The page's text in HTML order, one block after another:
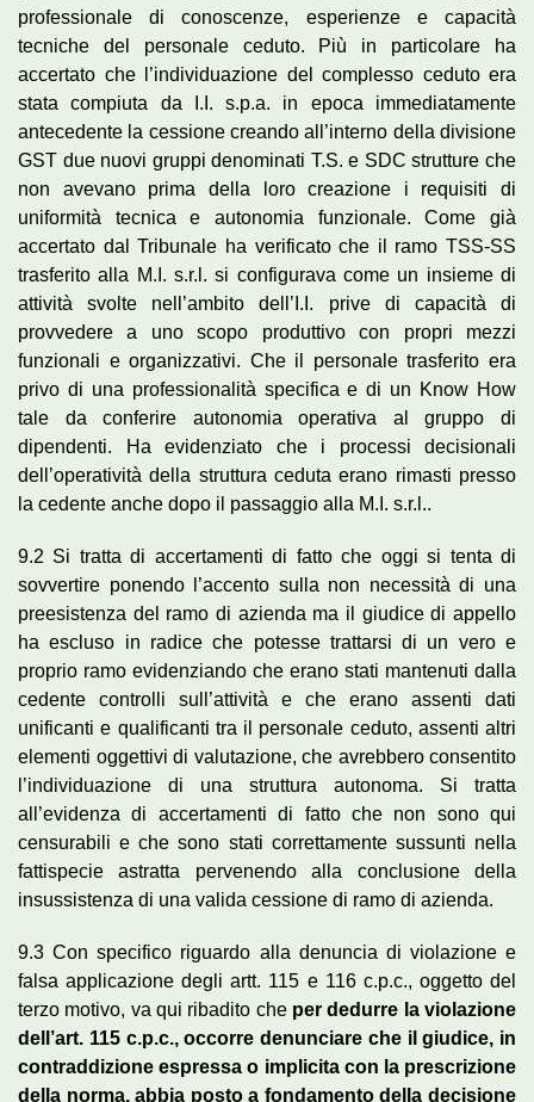
professionale di conoscenze, esperienze e capacità
tecniche del personale ceduto. Più in particolare ha
accertato che l’individuazione del complesso ceduto era
stata compiuta da I.I. s.p.a. in epoca immediatamente
antecedente la cessione creando all’interno della divisione
GST due nuovi gruppi denominati T.S. e SDC strutture che
non avevano prima della loro creazione i requisiti di
uniformità tecnica e autonomia funzionale. Come già
accertato dal Tribunale ha verificato che il ramo TSS-SS
trasferito alla M.I. s.r.l. si configurava come un insieme di
attività svolte nell’ambito dell’I.I. prive di capacità di
provvedere a uno scopo produttivo con propri mezzi
funzionali e organizzativi. Che il personale trasferito era
privo di una professionalità specifica e di un Know How
tale da conferire autonomia operativa al gruppo di
dipendenti. Ha evidenziato che i processi decisionali
dell’operatività della struttura ceduta erano rimasti presso
la cedente anche dopo il passaggio alla M.I. s.r.l..
9.2 Si tratta di accertamenti di fatto che oggi si tenta di
sovvertire ponendo l’accento sulla non necessità di una
preesistenza del ramo di azienda ma il giudice di appello
ha escluso in radice che potesse trattarsi di un vero e
proprio ramo evidenziando che erano stati mantenuti dalla
cedente controlli sull’attività e che erano assenti dati
unificanti e qualificanti tra il personale ceduto, assenti altri
elementi oggettivi di valutazione, che avrebbero consentito
l’individuazione di una struttura autonoma. Si tratta
all’evidenza di accertamenti di fatto che non sono qui
censurabili e che sono stati correttamente sussunti nella
fattispecie astratta pervenendo alla conclusione della
insussistenza di una valida cessione di ramo di azienda.
9.3 Con specifico riguardo alla denuncia di violazione e
falsa applicazione degli artt. 115 e 116 c.p.c., oggetto del
terzo motivo, va qui ribadito che per dedurre la violazione
dell’art. 115 c.p.c., occorre denunciare che il giudice, in
contraddizione espressa o implicita con la prescrizione
della norma, abbia posto a fondamento della decisione